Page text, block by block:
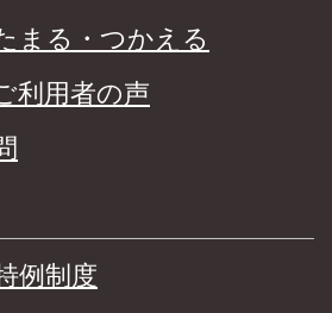
まる・つかえる
利用者の声
例制度